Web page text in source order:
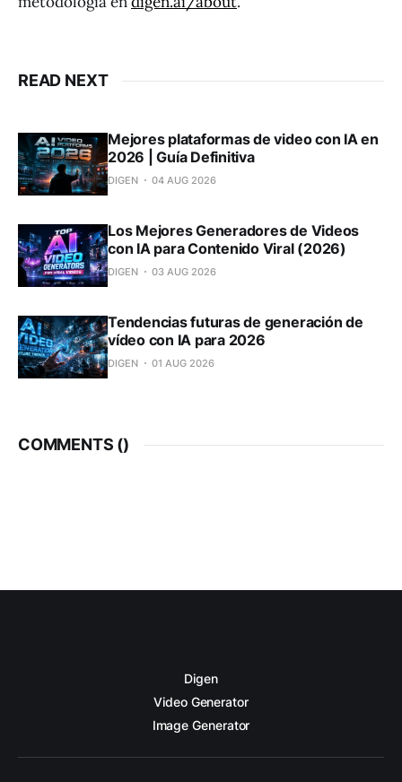
READ NEXT
Mejores plataformas de video con IA en
2026 | Guía Definitiva
DIGEN 04 AUG 2026
Los Mejores Generadores de Videos
con IA para Contenido Viral (2026)
DIGEN 03 AUG 2026
Tendencias futuras de generación de
vídeo con IA para 2026
DIGEN 01 AUG 2026
COMMENTS ()
Digen
Video Generator
Image Generator